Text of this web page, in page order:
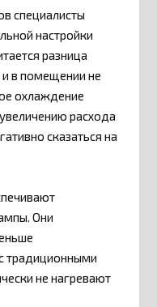
специалисты
настройки
разница
в помещении не
охлаждение
расхода
сказаться на
Они
традиционными
не нагревают